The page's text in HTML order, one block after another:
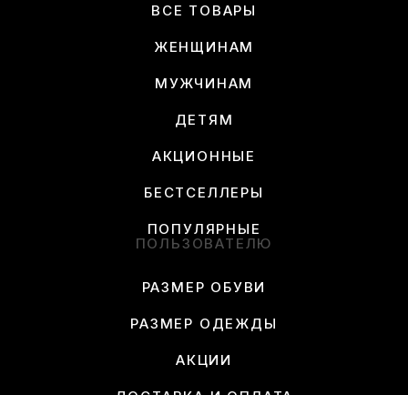
ВСЕ ТОВАРЫ
ЖЕНЩИНАМ
МУЖЧИНАМ
ДЕТЯМ
АКЦИОННЫЕ
БЕСТСЕЛЛЕРЫ
ПОПУЛЯРНЫЕ
ПОЛЬЗОВАТЕЛЮ
РАЗМЕР ОБУВИ
РАЗМЕР ОДЕЖДЫ
АКЦИИ